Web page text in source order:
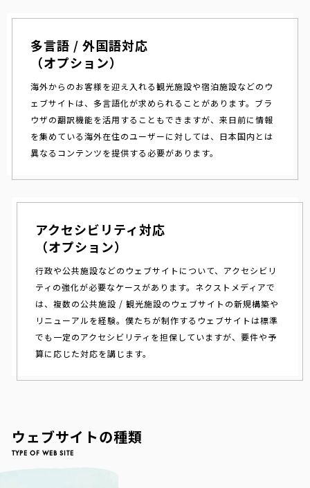
多言語 / 外国語対応
（オプション）
海外からのお客様を迎え入れる観光施設や宿泊施設などのウ
ェブサイトは、多言語化が求められることがあります。ブラ
ウザの翻訳機能を活用することもできますが、来日前に情報
を集めている海外在住のユーザーに対しては、日本国内とは
異なるコンテンツを提供する必要があります。
アクセシビリティ対応
（オプション）
行政や公共施設などのウェブサイトについて、アクセシビリ
ティの強化が必要なケースがあります。ネクストメディアで
は、複数の公共施設 / 観光施設のウェブサイトの新規構築や
リニューアルを経験。僕たちが制作するウェブサイトは標準
でも一定のアクセシビリティを担保していますが、要件や予
算に応じた対応を講じます。
ウェブサイトの種類
TYPE OF WEB SITE